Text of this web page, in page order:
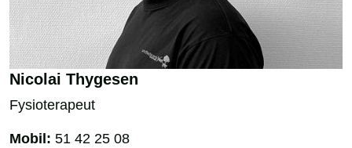
Nicolai Thygesen
Fysioterapeut
Mobil: 51 42 25 08